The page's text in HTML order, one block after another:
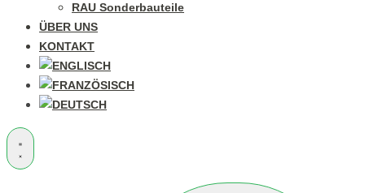
RAU Sonderbauteile
ÜBER UNS
KONTAKT